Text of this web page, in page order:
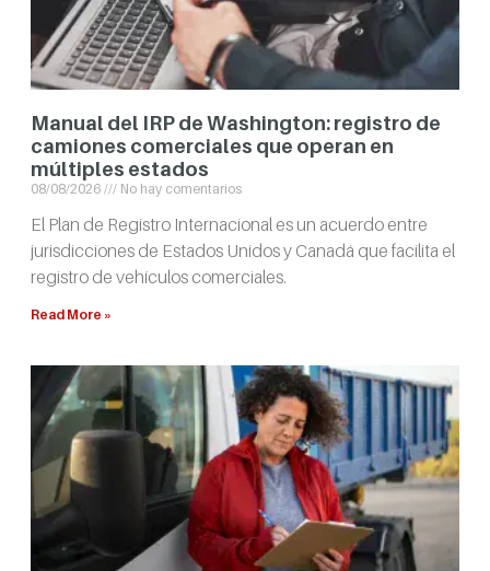
Manual del IRP de Washington: registro de
camiones comerciales que operan en
múltiples estados
08/08/2026 No hay comentarios
El Plan de Registro Internacional es un acuerdo entre
jurisdicciones de Estados Unidos y Canadá que facilita el
registro de vehículos comerciales.
Read More »